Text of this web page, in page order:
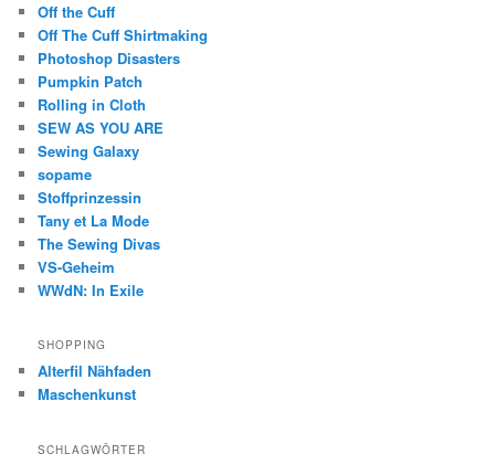
Off the Cuff
Off The Cuff Shirtmaking
Photoshop Disasters
Pumpkin Patch
Rolling in Cloth
SEW AS YOU ARE
Sewing Galaxy
sopame
Stoffprinzessin
Tany et La Mode
The Sewing Divas
VS-Geheim
WWdN: In Exile
SHOPPING
Alterfil Nähfaden
Maschenkunst
SCHLAGWÖRTER